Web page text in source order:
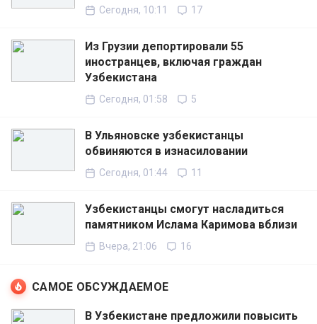
Сегодня, 10:11 17
Из Грузии депортировали 55
иностранцев, включая граждан
Узбекистана
Сегодня, 01:58 5
В Ульяновске узбекистанцы
обвиняются в изнасиловании
Сегодня, 01:44 11
Узбекистанцы смогут насладиться
памятником Ислама Каримова вблизи
Вчера, 21:06 16
САМОЕ ОБСУЖДАЕМОЕ
В Узбекистане предложили повысить